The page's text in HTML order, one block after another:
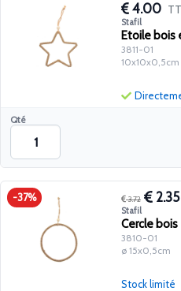
4.00
Stafil
Etoile bois
3811-01
10x10x0,5cm
Qté
-37% 3.72 2.35
Stafil
Cercle
3810-01
ø 15x0,5cm
Stock limité